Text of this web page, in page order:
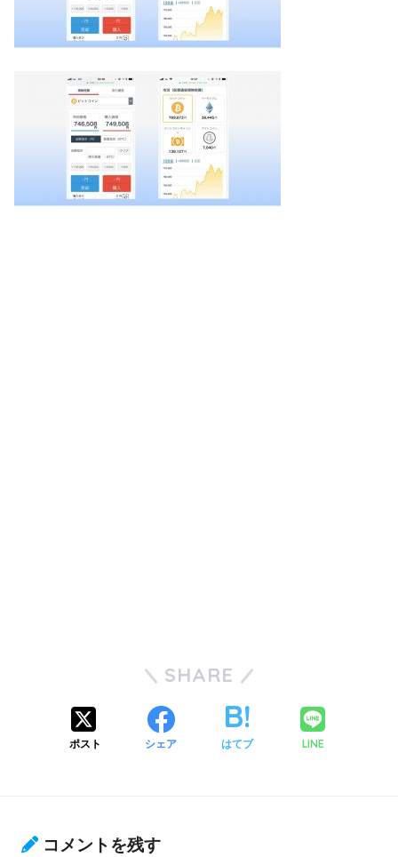
SHARE
ポスト シェア はてブ LINE
コメントを残す